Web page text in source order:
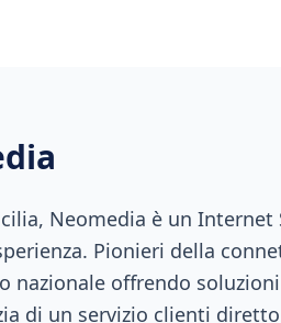
Neomedia è un
Pionieri della
nazionale offrendo
di un servizio clienti